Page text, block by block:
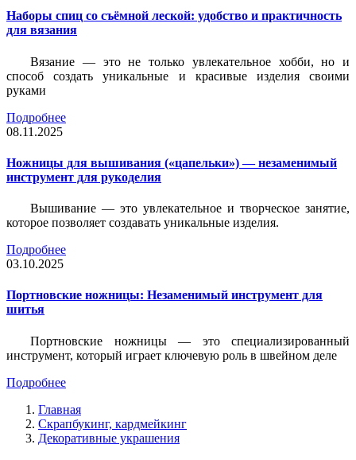
Наборы спиц со съёмной леской: удобство и практичность
для вязания
Вязание — это не только увлекательное хобби, но и
способ создать уникальные и красивые изделия своими
руками
Подробнее
08.11.2025
Ножницы для вышивания («цапельки») — незаменимый
инструмент для рукоделия
Вышивание — это увлекательное и творческое занятие,
которое позволяет создавать уникальные изделия.
Подробнее
03.10.2025
Портновские ножницы: Незаменимый инструмент для
шитья
Портновские ножницы — это специализированный
инструмент, который играет ключевую роль в швейном деле
Подробнее
Главная
Скрапбукинг, кардмейкинг
Декоративные украшения